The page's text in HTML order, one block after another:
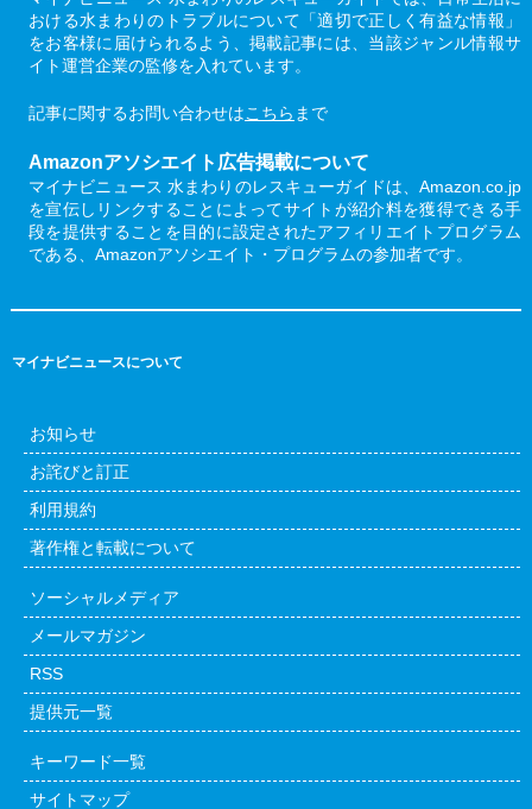
おける水まわりのトラブルについて「適切で正しく有益な情報」
をお客様に届けられるよう、掲載記事には、当該ジャンル情報サ
イト運営企業の監修を入れています。
記事に関するお問い合わせはこちら まで
Amazonアソシエイト広告掲載について
マイナビニュース 水まわりのレスキューガイドは、Amazon.co.jp
を宣伝しリンクすることによってサイトが紹介料を獲得できる手
段を提供することを目的に設定されたアフィリエイトプログラム
である、Amazonアソシエイト・プログラムの参加者です。
マイナビニュースについて
お知らせ
お詫びと訂正
利用規約
著作権と転載について
ソーシャルメディア
メールマガジン
RSS
提供元一覧
キーワード一覧
サイトマップ